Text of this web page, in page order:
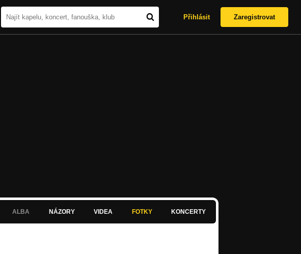
Přihlásit Zaregistrovat
ALBA NÁZORY VIDEA FOTKY KONCERTY